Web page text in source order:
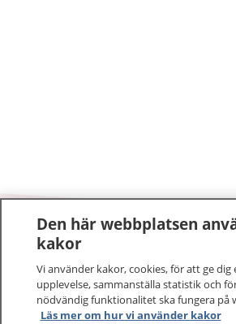
1177–tryggt om din
På 1177.se får du råd om hälsa
sjukdomar och vilka mottagningar
Logga in för att läsa din journal och
Den här webbplatsen
kakor
Vi använder kakor, cookies, för att ge
upplevelse, sammanställa statistik och
nödvändig funktionalitet ska fungera på
Läs mer om hur vi använder kakor